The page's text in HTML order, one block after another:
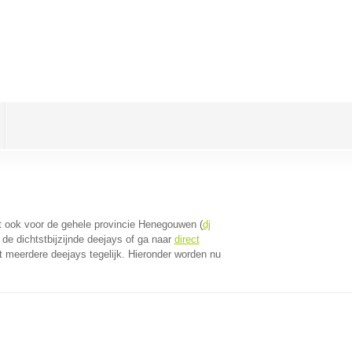
ook voor de gehele provincie Henegouwen (dj
dichtstbijzijnde deejays of ga naar direct
deejays tegelijk. Hieronder worden nu